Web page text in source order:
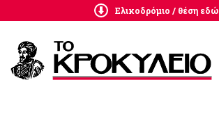
Ελικοδρόμιο / θέση εδώ